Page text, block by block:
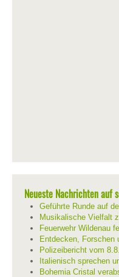
Neueste Nachrichten auf
Geführte Runde auf
Musikalische Vielfalt
Feuerwehr Wildenau
Entdecken, Forschen
Polizeibericht vom 8.8.
Italienisch sprechen
Bohemia Cristal